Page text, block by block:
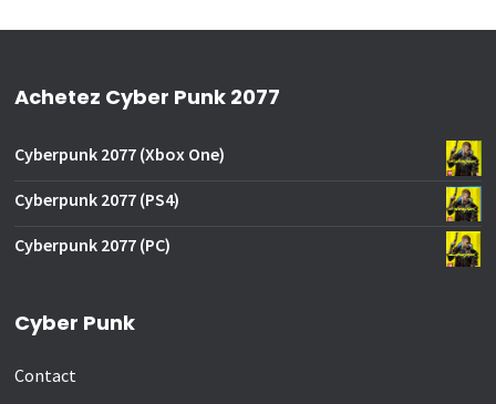
Achetez Cyber Punk 2077
Cyberpunk 2077 (Xbox One)
Cyberpunk 2077 (PS4)
Cyberpunk 2077 (PC)
Cyber Punk
Contact